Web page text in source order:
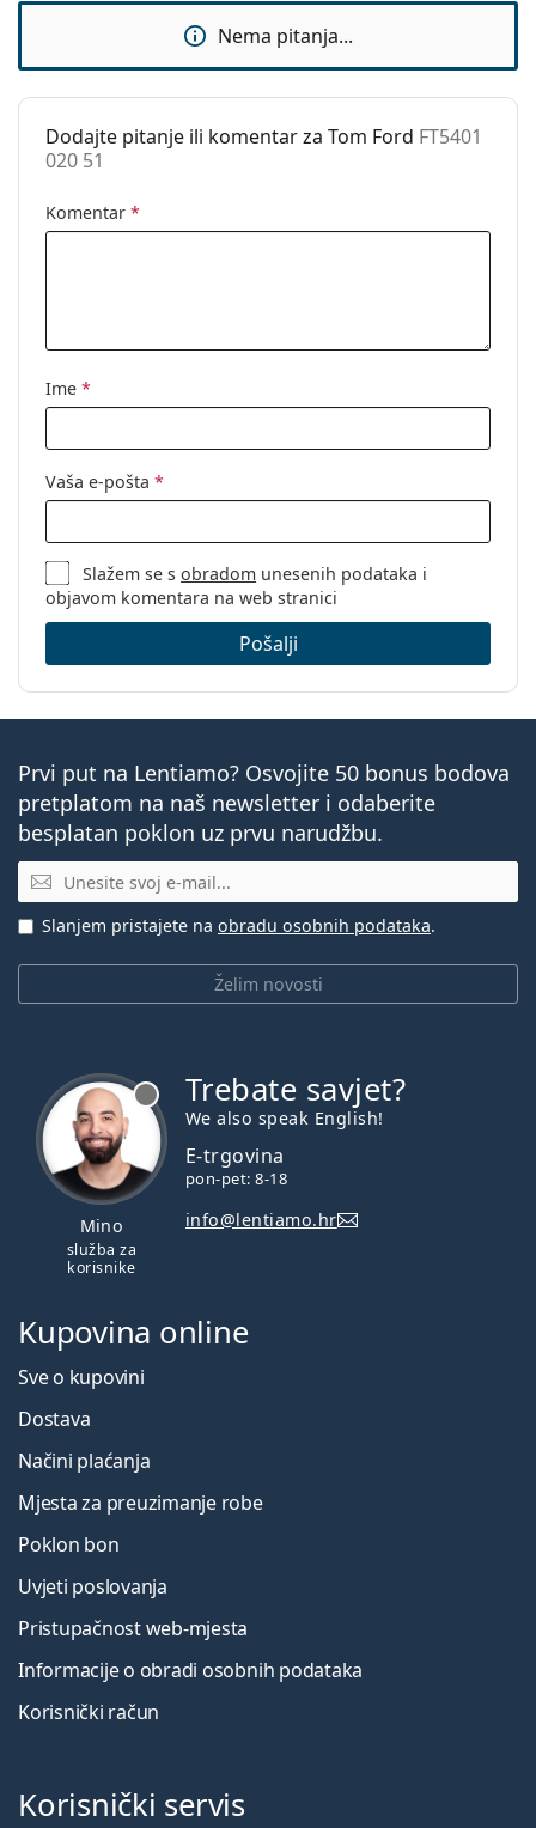
Krpa za
čišćenje:
Da
Ostalo
Spol:
Kategorija:
Dioptrijske naočale
Nema pitanja...
Dodajte pitanje ili komentar za Tom Ford FT5401
020 51
Komentar *
Ime *
Vaša e-pošta *
Slažem se sobradom unesenih podataka i
objavom komentara na web stranici
Pošalji
Prvi put na Lentiamo? Osvojite 50 bonus bodova
pretplatom na naš newsletter i odaberite
besplatan poklon uz prvu narudžbu.
E-mail
Želim novosti
Slanjem pristajete na obradu osobnih podataka.
Mino
služba za
korisnike
Trebate savjet?
We also speak English!
E-trgovina
pon-pet: 8-18
info@lentiamo.hr
Kupovina online
Sve o kupovini
Dostava
Načini plaćanja
Mjesta za preuzimanje robe
Poklon bon
Uvjeti poslovanja
Pristupačnost web-mjesta
Informacije o obradi osobnih podataka
Korisnički račun
Korisnički servis